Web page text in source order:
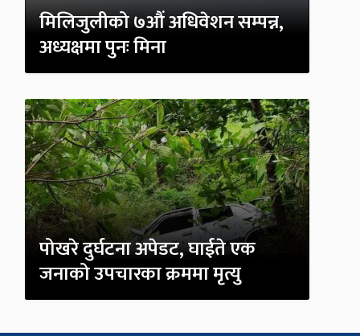
मिलिजुलीको ७औं अधिवेशन सम्पन्न,
अध्यक्षमा पुनः मिना
पोखरे दुर्घटना अपेडट, घाईते एक
जनाको उपचारका क्रममा मृत्यु